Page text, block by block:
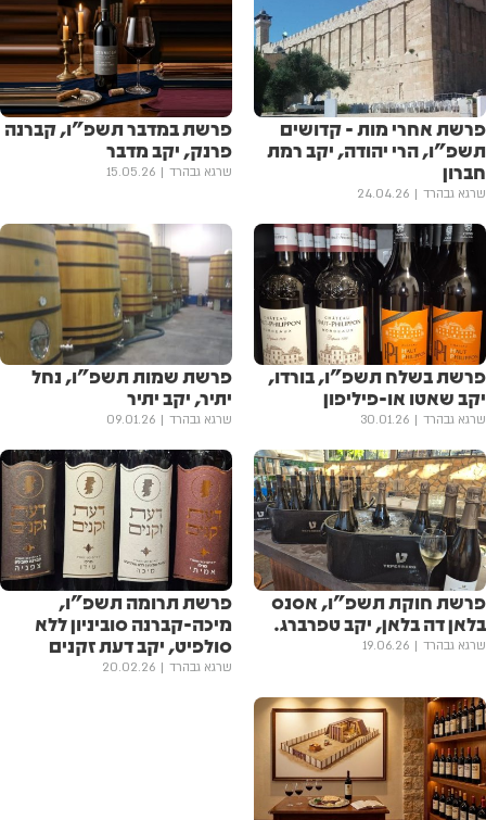
פרשת אחרי מות - קדושים
תשפ"ו, הרי יהודה, יקב רמת
חברון
שרגא גבהרד 24.04.26
פרשת במדבר תשפ"ו, קברנה
פרנק, יקב מדבר
שרגא גבהרד 15.05.26
פרשת בשלח תשפ"ו, בורדו,
יקב שאטו או-פיליפון
שרגא גבהרד 30.01.26
פרשת שמות תשפ"ו, נחל
יתיר, יקב יתיר
שרגא גבהרד 09.01.26
פרשת חוקת תשפ"ו, אסנס
בלאן דה בלאן, יקב טפרברג.
שרגא גבהרד 19.06.26
פרשת תרומה תשפ"ו,
מיכה-קברנה סוביניון ללא
סולפיט, יקב דעת זקנים
שרגא גבהרד 20.02.26